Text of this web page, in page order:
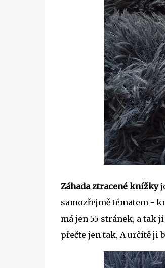
Záhada ztracené knížky
samozřejmě tématem -
má jen 55 stránek, a tak
přečte jen tak. A určitě ji